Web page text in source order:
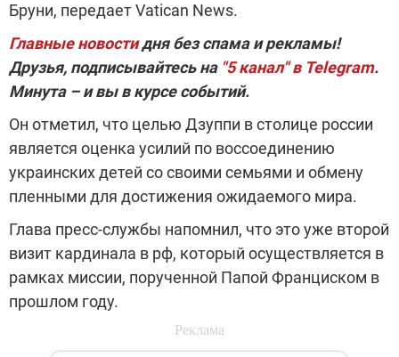
Бруни, передает Vatican News.
Главные новостидня без спама и рекламы!
Друзья, подписывайтесь на "5 канал" в Telegram.
Минута – и вы в курсе событий.
Он отметил, что целью Дзуппи в столице россии
является оценка усилий по воссоединению
украинских детей со своими семьями и обмену
пленными для достижения ожидаемого мира.
Глава пресс-службы напомнил, что это уже второй
визит кардинала в рф, который осуществляется в
рамках миссии, порученной Папой Франциском в
прошлом году.